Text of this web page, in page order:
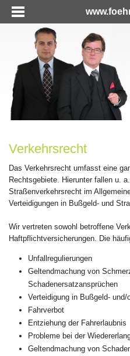
Verkehrsrecht
Das Verkehrsrecht umfasst eine
Rechtsgebiete. Hierunter fallen u.
Straßenverkehrsrecht im
Verteidigungen in Bußgeld- und
Wir vertreten sowohl betroffene
Haftpflichtversicherungen. Die
Unfallregulierungen
Geltendmachung von
Schadenersatzansprüchen
Verteidigung in Bußgeld- und/
Fahrverbot
Entziehung der Fahrerlaubnis
Probleme bei der
Geltendmachung von